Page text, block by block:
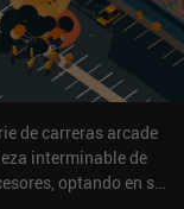
de carreras arcade
interminable de
optando en su